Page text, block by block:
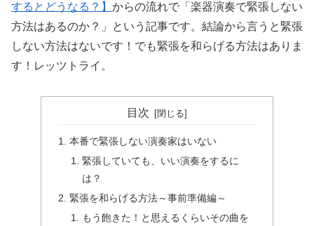
するとどうなる？】 からの流れで「楽器演奏で緊張しない
方法はあるのか？」という記事です。結論から言うと緊張
しない方法はないです！でも緊張を和らげる方法はありま
す！レッツトライ。
目次
本番で緊張しない演奏家はいない
緊張していても、いい演奏をするに
は？
緊張を和らげる方法～事前準備編～
もう飽きた！と思えるくらいその曲を